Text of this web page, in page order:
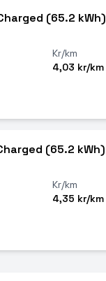
(65.2 kWh)
Kr/km
4,03 kr/km
(65.2 kWh)
Kr/km
4,35 kr/km